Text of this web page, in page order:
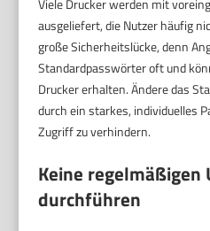
Viele Drucker werden mit
ausgeliefert, die Nutzer häufig
große Sicherheitslücke, denn
Standardpasswörter oft und
Drucker erhalten. Ändere das
durch ein starkes, individuelles
Zugriff zu verhindern.
Keine regelmäßigen
durchführen